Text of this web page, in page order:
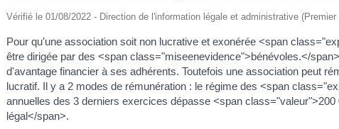
Vérifié le 01/08/2022 - Direction de l'information légale et administrative
Pour qu'une association soit non lucrative et exonérée <span
être dirigée par des <span class="miseenevidence">bénévoles.</
d'avantage financier à ses adhérents. Toutefois une association peut
lucratif. Il y a 2 modes de rémunération : le régime des <span
annuelles des 3 derniers exercices dépasse <span
légal</span>.